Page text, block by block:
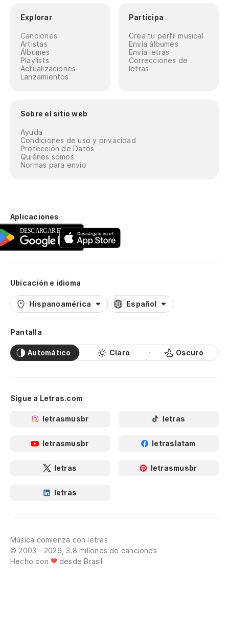
Explorar
Canciones
Artistas
Álbumes
Playlists
Actualizaciones
Lanzamientos
Participa
Crea tu perfil musical
Envía álbumes
Envía letras
Correcciones de
letras
Sobre el sitio web
Ayuda
Condiciones de uso y privacidad
Protección de Datos
Quiénes somos
Normas para envío
Aplicaciones
Ubicación e idioma
Hispanoamérica Español
Pantalla
Automático Claro Oscuro
Sigue a Letras.com
letrasmusbr letras
letrasmusbr letraslatam
letras letrasmusbr
letras
Música comienza con letras
© 2003 - 2026, 3.8 millones de canciones
Hecho con
desde Brasil